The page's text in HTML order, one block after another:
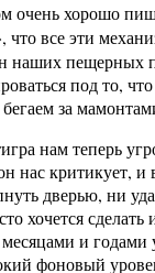
очень хорошо
что все эти
наших пещерных
под то,
за
нам теперь
нас критикует, и
дверью, ни
хочется
и годами
фоновый